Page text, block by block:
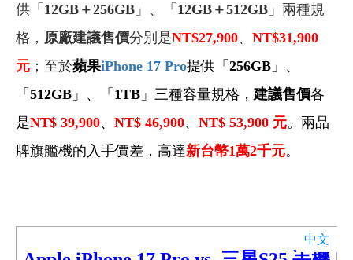
供「 12GB＋256GB 」、「 12GB＋512GB 」兩種規
格， 原廠建議售價分別是NT$27,900、 NT$31,900
元 ； 至於蘋果iPhone 17 Pro提供「 256GB 」、
「 512GB 」、「 1TB 」三種容量規格， 建議售價各
是NT$ 39,900、 NT$ 46,900、 NT$ 53,900 元。兩品
牌旗艦機的入手價差，高達新台幣1萬2千元。
中文